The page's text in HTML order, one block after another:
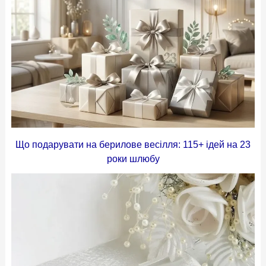
Що подарувати на берилове весілля: 115+ ідей на 23
роки шлюбу